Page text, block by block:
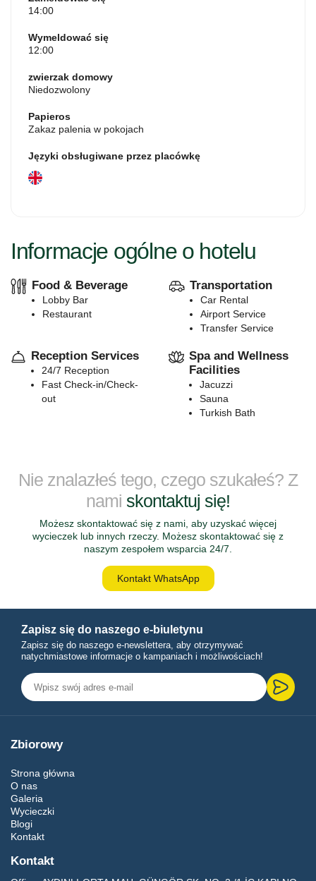
14:00
Wymeldować się
12:00
zwierzak domowy
Niedozwolony
Papieros
Zakaz palenia w pokojach
Języki obsługiwane przez placówkę
Informacje ogólne o hotelu
Food & Beverage
Lobby Bar
Restaurant
Transportation
Car Rental
Airport Service
Transfer Service
Reception Services
24/7 Reception
Fast Check-in/Check-
out
Spa and Wellness
Facilities
Jacuzzi
Sauna
Turkish Bath
Nie znalazłeś tego, czego szukałeś? Z
nami skontaktuj się!
Możesz skontaktować się z nami, aby uzyskać więcej
wycieczek lub innych rzeczy. Możesz skontaktować się z
naszym zespołem wsparcia 24/7.
Kontakt WhatsApp
Zapisz się do naszego e-biuletynu
Zapisz się do naszego e-newslettera, aby otrzymywać
natychmiastowe informacje o kampaniach i możliwościach!
Zbiorowy
Strona główna
O nas
Galeria
Wycieczki
Blogi
Kontakt
Kontakt